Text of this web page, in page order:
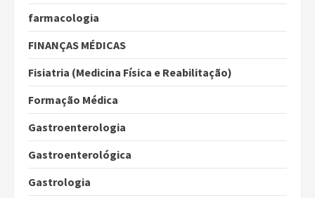
farmacologia
FINANÇAS MÉDICAS
Fisiatria (Medicina Física e Reabilitação)
Formação Médica
Gastroenterologia
Gastroenterológica
Gastrologia